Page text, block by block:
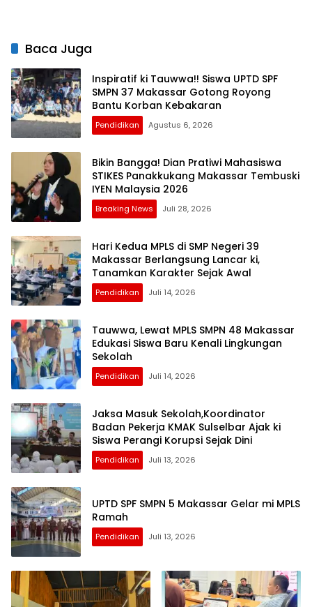
Baca Juga
Inspiratif ki Tauwwa!! Siswa UPTD SPF
SMPN 37 Makassar Gotong Royong
Bantu Korban Kebakaran
Pendidikan Agustus 6, 2026
Bikin Bangga! Dian Pratiwi Mahasiswa
STIKES Panakkukang Makassar Tembuski
IYEN Malaysia 2026
Breaking News Juli 28, 2026
Hari Kedua MPLS di SMP Negeri 39
Makassar Berlangsung Lancar ki,
Tanamkan Karakter Sejak Awal
Pendidikan Juli 14, 2026
Tauwwa, Lewat MPLS SMPN 48 Makassar
Edukasi Siswa Baru Kenali Lingkungan
Sekolah
Pendidikan Juli 14, 2026
Jaksa Masuk Sekolah,Koordinator
Badan Pekerja KMAK Sulselbar Ajak ki
Siswa Perangi Korupsi Sejak Dini
Pendidikan Juli 13, 2026
UPTD SPF SMPN 5 Makassar Gelar mi MPLS
Ramah
Pendidikan Juli 13, 2026